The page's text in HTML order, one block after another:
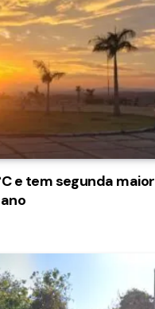
e tem segunda maior